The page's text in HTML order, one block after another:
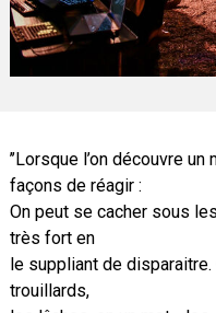
’’Lorsque l’on découvre
façons de réagir :
On peut se cacher sous
très fort en
le suppliant de
trouillards,